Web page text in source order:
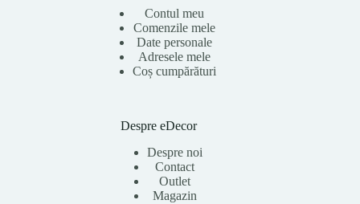
Contul meu
Comenzile mele
Date personale
Adresele mele
Coș cumpărături
Despre eDecor
Despre noi
Contact
Outlet
Magazin